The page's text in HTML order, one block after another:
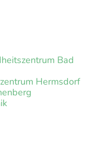
Bad
Hermsdorf